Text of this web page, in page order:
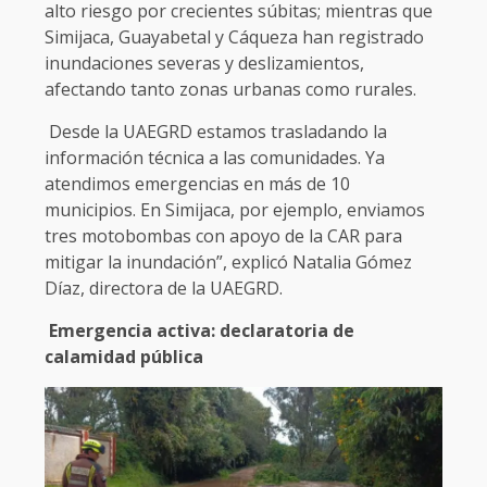
alto riesgo por crecientes súbitas; mientras que
Simijaca, Guayabetal y Cáqueza han registrado
inundaciones severas y deslizamientos,
afectando tanto zonas urbanas como rurales.
Desde la UAEGRD estamos trasladando la
información técnica a las comunidades. Ya
atendimos emergencias en más de 10
municipios. En Simijaca, por ejemplo, enviamos
tres motobombas con apoyo de la CAR para
mitigar la inundación”, explicó Natalia Gómez
Díaz, directora de la UAEGRD.
Emergencia activa: declaratoria de
calamidad pública